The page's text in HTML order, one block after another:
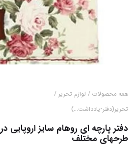
همه محصولات / لوازم تحریر /
تحریر(دفتر-یادداشت...)
دفتر پارچه ای روهام سایز اروپایی در
طرحهای مختلف